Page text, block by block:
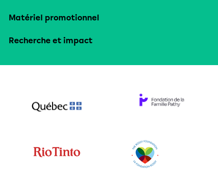
Matériel promotionnel
Recherche et impact